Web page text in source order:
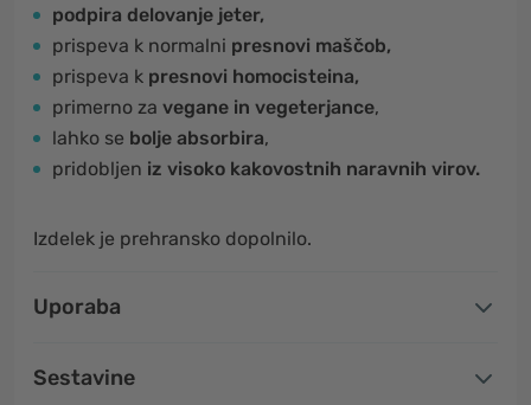
podpira delovanje jeter,
prispeva k normalni presnovi maščob,
prispeva k presnovi homocisteina,
primerno za vegane in vegeterjance,
lahko se bolje absorbira,
pridobljen iz visoko kakovostnih naravnih virov.
Izdelek je prehransko dopolnilo.
Uporaba
Sestavine